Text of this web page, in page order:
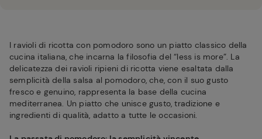
I ravioli di ricotta con pomodoro sono un piatto classico della
cucina italiana, che incarna la filosofia del “less is more”. La
delicatezza dei ravioli ripieni di ricotta viene esaltata dalla
semplicità della salsa al pomodoro, che, con il suo gusto
fresco e genuino, rappresenta la base della cucina
mediterranea. Un piatto che unisce gusto, tradizione e
ingredienti di qualità, adatto a tutte le occasioni.